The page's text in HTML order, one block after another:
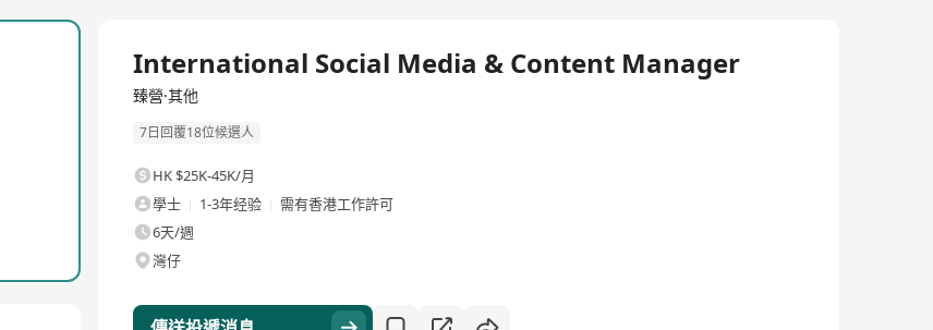
International Social Media & Content Manager
臻營·其他
7日回覆18位候選人
HK $25K-45K/月
學士
1-3年经验
需有香港工作許可
6天/週
灣仔